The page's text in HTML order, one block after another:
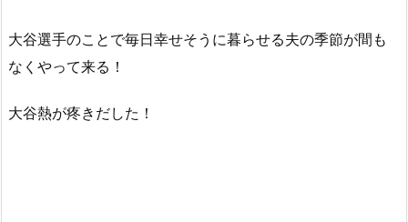
大谷選手のことで毎日幸せそうに暮らせる夫の季節が間も
なくやって来る！
大谷熱が疼きだした！